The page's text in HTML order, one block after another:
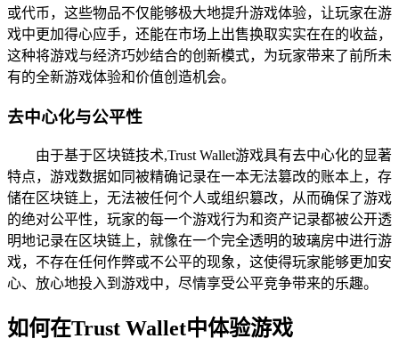
或代币，这些物品不仅能够极大地提升游戏体验，让玩家在游
戏中更加得心应手，还能在市场上出售换取实实在在的收益，
这种将游戏与经济巧妙结合的创新模式，为玩家带来了前所未
有的全新游戏体验和价值创造机会。
去中心化与公平性
由于基于区块链技术,Trust Wallet游戏具有去中心化的显著
特点，游戏数据如同被精确记录在一本无法篡改的账本上，存
储在区块链上，无法被任何个人或组织篡改，从而确保了游戏
的绝对公平性，玩家的每一个游戏行为和资产记录都被公开透
明地记录在区块链上，就像在一个完全透明的玻璃房中进行游
戏，不存在任何作弊或不公平的现象，这使得玩家能够更加安
心、放心地投入到游戏中，尽情享受公平竞争带来的乐趣。
如何在Trust Wallet中体验游戏